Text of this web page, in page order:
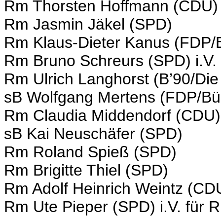
Rm Thorsten Hoffmann (CDU)
Rm Jasmin Jäkel (SPD)
Rm Klaus-Dieter Kanus
Rm Bruno Schreurs (SPD)
Rm Ulrich Langhorst (B’90/
sB Wolfgang Mertens (FDP/
Rm Claudia Middendorf (CDU)
sB Kai Neuschäfer (SPD)
Rm Roland Spieß (SPD)
Rm Brigitte Thiel (SPD)
Rm Adolf Heinrich Weintz
Rm Ute Pieper (SPD) i.V. für